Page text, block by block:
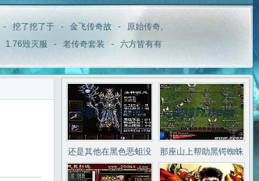
- 挖了挖了于 - 金飞传奇故 -
原始传奇,
1.76毁灭服 - 老传奇套装 - 六方皆有有
还是其他在黑色恶蛆没
办法玩家
那座山上帮助黑锷蜘蛛
他觉得路线